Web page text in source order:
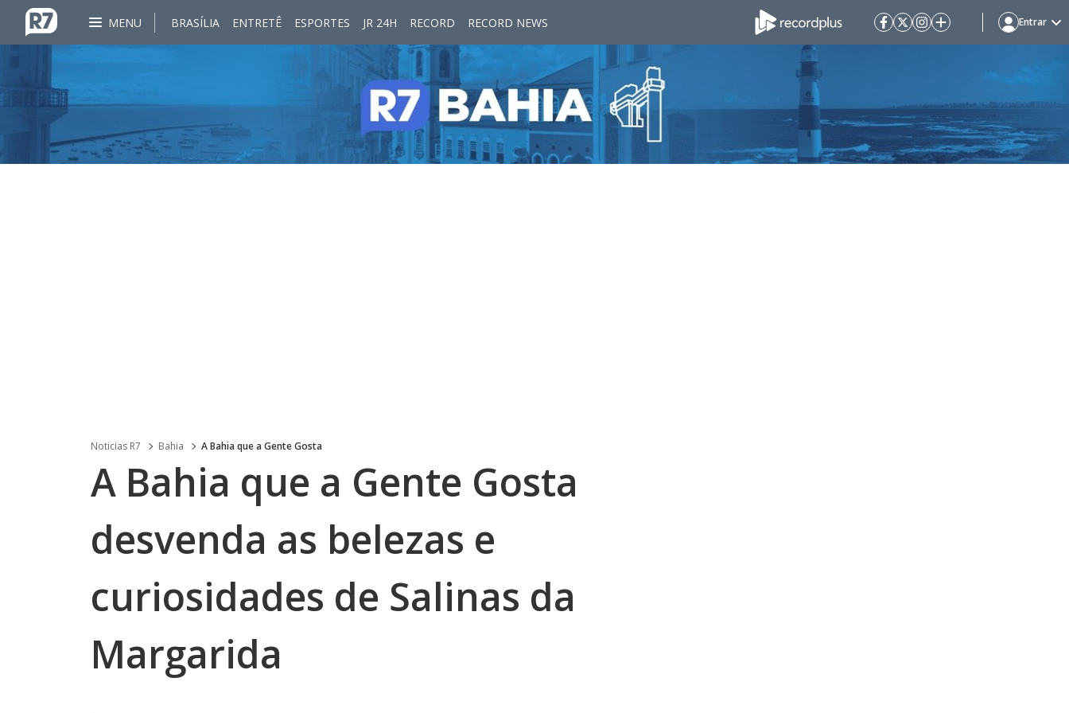
MENU BRASÍLIA ENTRETÊ ESPORTES JR 24H RECORD RECORD NEWS Entrar
Noticias R7 Bahia A Bahia que a Gente Gosta
A Bahia que a Gente Gosta
desvenda as belezas e
curiosidades de Salinas da
Margarida